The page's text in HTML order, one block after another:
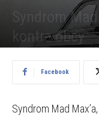
Syndrom
kontra obcy
Facebook
Syndrom Mad